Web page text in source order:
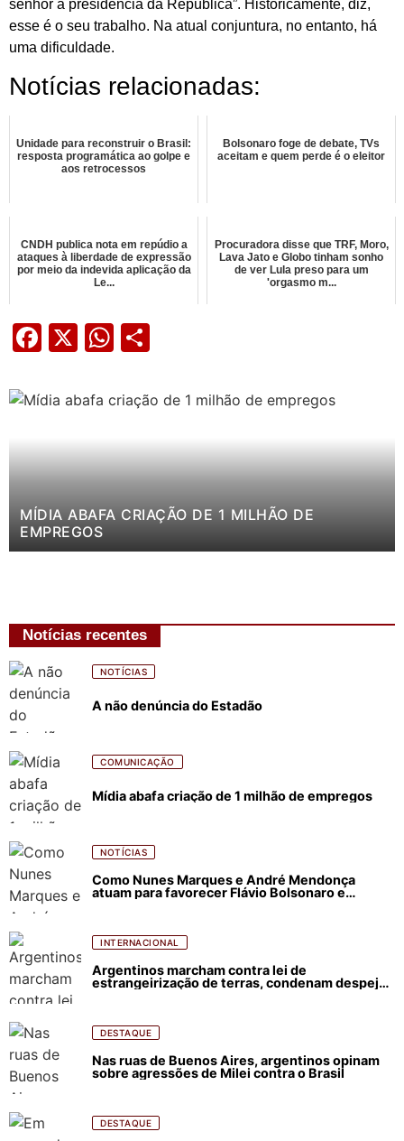
senhor à presidência da República”. Historicamente, diz,
esse é o seu trabalho. Na atual conjuntura, no entanto, há
uma dificuldade.
Notícias relacionadas:
Unidade para reconstruir o Brasil:
resposta programática ao golpe e
aos retrocessos
Bolsonaro foge de debate, TVs
aceitam e quem perde é o eleitor
CNDH publica nota em repúdio a
ataques à liberdade de expressão
por meio da indevida aplicação da
Le...
Procuradora disse que TRF, Moro,
Lava Jato e Globo tinham sonho
de ver Lula preso para um
'orgasmo m...
Facebook
X WhatsApp
MÍDIA ABAFA CRIAÇÃO DE 1 MILHÃO DE
EMPREGOS
Notícias recentes
NOTÍCIAS
A não denúncia do Estadão
COMUNICAÇÃO
Mídia abafa criação de 1 milhão de empregos
NOTÍCIAS
Como Nunes Marques e André Mendonça
atuam para favorecer Flávio Bolsonaro e
INTERNACIONAL
Argentinos marcham contra lei de
estrangeirização de terras, condenam despejos
DESTAQUE
Nas ruas de Buenos Aires, argentinos opinam
sobre agressões de Milei contra o Brasil
DESTAQUE